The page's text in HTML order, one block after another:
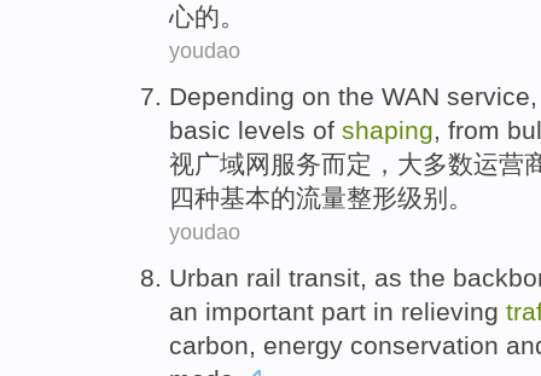
心的。
youdao
Depending on the WAN service
basic levels of shaping, from
视广域网 服务而定 ， 大多数运营
四种基本的流量整形级别 。
youdao
Urban rail transit as the
an important part in relieving
carbon
energy conservation